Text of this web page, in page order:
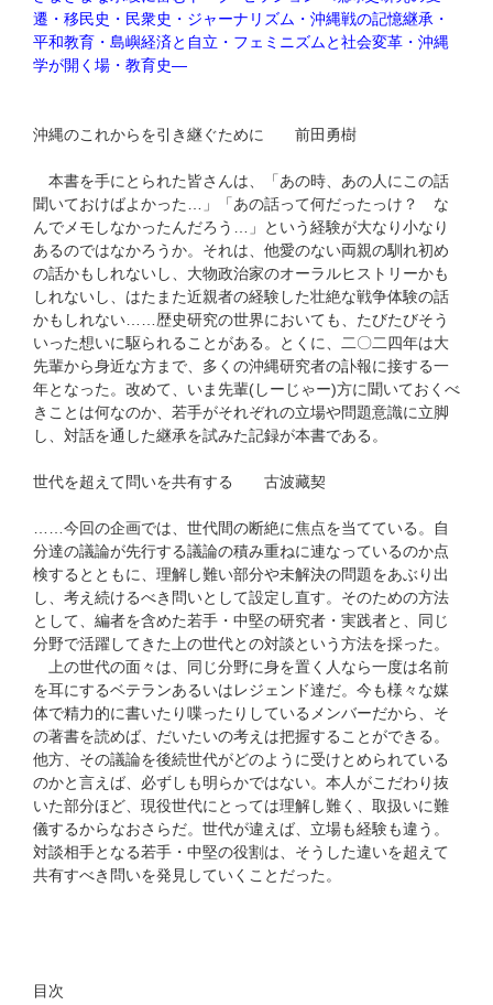
遷・移民史・民衆史・ジャーナリズム・沖縄戦の記憶継承・
平和教育・島嶼経済と自立・フェミニズムと社会変革・沖縄
学が開く場・教育史―
沖縄のこれからを引き継ぐために 前田勇樹
本書を手にとられた皆さんは、「あの時、あの人にこの話
聞いておけばよかった…」「あの話って何だったっけ？ な
んでメモしなかったんだろう…」という経験が大なり小なり
あるのではなかろうか。それは、他愛のない両親の馴れ初め
の話かもしれないし、大物政治家のオーラルヒストリーかも
しれないし、はたまた近親者の経験した壮絶な戦争体験の話
かもしれない……歴史研究の世界においても、たびたびそう
いった想いに駆られることがある。とくに、二〇二四年は大
先輩から身近な方まで、多くの沖縄研究者の訃報に接する一
年となった。改めて、いま先輩(しーじゃー)方に聞いておくべ
きことは何なのか、若手がそれぞれの立場や問題意識に立脚
し、対話を通した継承を試みた記録が本書である。
世代を超えて問いを共有する 古波藏契
……今回の企画では、世代間の断絶に焦点を当てている。自
分達の議論が先行する議論の積み重ねに連なっているのか点
検するとともに、理解し難い部分や未解決の問題をあぶり出
し、考え続けるべき問いとして設定し直す。そのための方法
として、編者を含めた若手・中堅の研究者・実践者と、同じ
分野で活躍してきた上の世代との対談という方法を採った。
上の世代の面々は、同じ分野に身を置く人なら一度は名前
を耳にするベテランあるいはレジェンド達だ。今も様々な媒
体で精力的に書いたり喋ったりしているメンバーだから、そ
の著書を読めば、だいたいの考えは把握することができる。
他方、その議論を後続世代がどのように受けとめられている
のかと言えば、必ずしも明らかではない。本人がこだわり抜
いた部分ほど、現役世代にとっては理解し難く、取扱いに難
儀するからなおさらだ。世代が違えば、立場も経験も違う。
対談相手となる若手・中堅の役割は、そうした違いを超えて
共有すべき問いを発見していくことだった。
目次